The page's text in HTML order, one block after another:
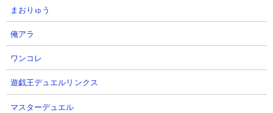
まおりゅう
俺アラ
ワンコレ
遊戯王デュエルリンクス
マスターデュエル